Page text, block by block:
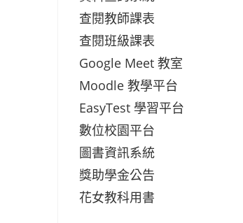
查閱教師課表
查閱班級課表
Google Meet 教室
Moodle 教學平台
EasyTest 學習平台
數位校園平台
圖書資訊系統
獎助學金公告
花女教科用書